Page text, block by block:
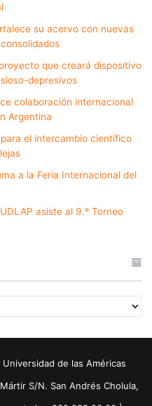
su acervo con nuevas
que creará dispositivo
depresivos
colaboración internacional
Argentina
el intercambio científico
a la Feria Internacional del
asiste al 9.º Torneo
de las Américas
S/N. San Andrés Cholula,